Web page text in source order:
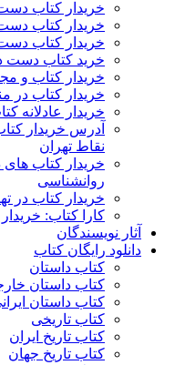
خریدار کتاب
خریدار کتاب
خریدار کتاب
خرید کتاب دست
خریدار کتاب و
خریدار کتاب در
خریدار عادلانه
آدرس خریدار
نقاط تهران
خریدار کتاب های
روانشناسی
خریدار کتاب در
کارا کتاب:
آثار نویسندگان
دانلود رایگان کتاب
کتاب داستان
کتاب داستان
کتاب داستان
کتاب تاریخی
کتاب تاریخ ایران
کتاب تاریخ جهان